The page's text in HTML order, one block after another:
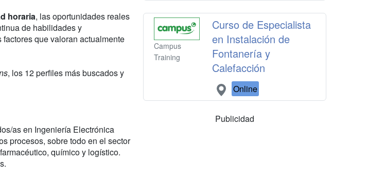
horaria, las oportunidades reales
de habilidades y
que valoran actualmente
, los 12 perfiles más buscados y
as en Ingeniería Electrónica
procesos, sobre todo en el sector
químico y logístico.
Campus
Training
Curso de Especialista
en Instalación de
Fontanería y
Calefacción
Online
Publicidad